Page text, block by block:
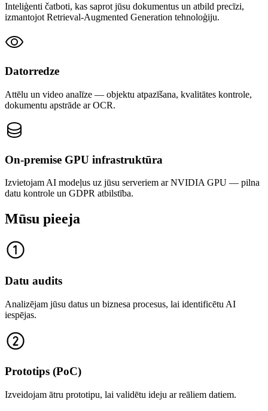
Inteliģenti čatboti, kas saprot jūsu dokumentus un atbild precīzi,
izmantojot Retrieval-Augmented Generation tehnoloģiju.
Datorredze
Attēlu un video analīze — objektu atpazīšana, kvalitātes kontrole,
dokumentu apstrāde ar OCR.
On-premise GPU infrastruktūra
Izvietojam AI modeļus uz jūsu serveriem ar NVIDIA GPU — pilna
datu kontrole un GDPR atbilstība.
Mūsu pieeja
Datu audits
Analizējam jūsu datus un biznesa procesus, lai identificētu AI
iespējas.
Prototips (PoC)
Izveidojam ātru prototipu, lai validētu ideju ar reāliem datiem.